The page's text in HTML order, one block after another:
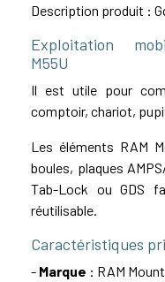
Description produit :
Exploitation
M55U
Il est utile pour
comptoir, chariot,
Les éléments RAM
boules, plaques
Tab-Lock ou GDS
réutilisable.
Caractéristiques
- Marque : RAM